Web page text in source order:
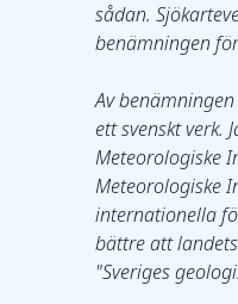
sådan.
benämningen
Av
ett svenskt verk.
Meteorologiske
Meteorologiske
internationella
bättre att
"Sveriges